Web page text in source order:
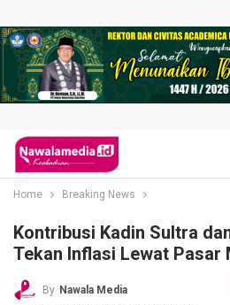
Home Breaking News
Kontribusi Kadin Sultra
Tekan Inflasi Lewat Pasar
By Nawala Media